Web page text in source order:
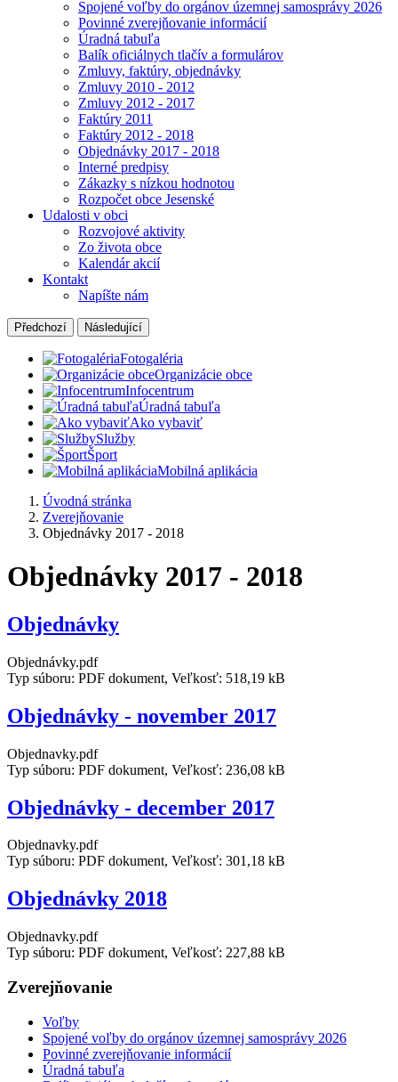
Spojené voľby do orgánov územnej samosprávy 2026
Povinné zverejňovanie informácií
Úradná tabuľa
Balík oficiálnych tlačív a formulárov
Zmluvy, faktúry, objednávky
Zmluvy 2010 - 2012
Zmluvy 2012 - 2017
Faktúry 2011
Faktúry 2012 - 2018
Objednávky 2017 - 2018
Interné predpisy
Zákazky s nízkou hodnotou
Rozpočet obce Jesenské
Udalosti v obci
Rozvojové aktivity
Zo života obce
Kalendár akcií
Kontakt
Napíšte nám
Předchozí Následující
Fotogaléria
Organizácie obce
Infocentrum
Úradná tabuľa
Ako vybaviť
Služby
Šport
Mobilná aplikácia
Úvodná stránka
Zverejňovanie
Objednávky 2017 - 2018
Objednávky 2017 - 2018
Objednávky
Objednávky.pdf
Typ súboru: PDF dokument, Veľkosť: 518,19 kB
Objednávky - november 2017
Objednavky.pdf
Typ súboru: PDF dokument, Veľkosť: 236,08 kB
Objednávky - december 2017
Objednavky.pdf
Typ súboru: PDF dokument, Veľkosť: 301,18 kB
Objednávky 2018
Objednavky.pdf
Typ súboru: PDF dokument, Veľkosť: 227,88 kB
Zverejňovanie
Voľby
Spojené voľby do orgánov územnej samosprávy 2026
Povinné zverejňovanie informácií
Úradná tabuľa